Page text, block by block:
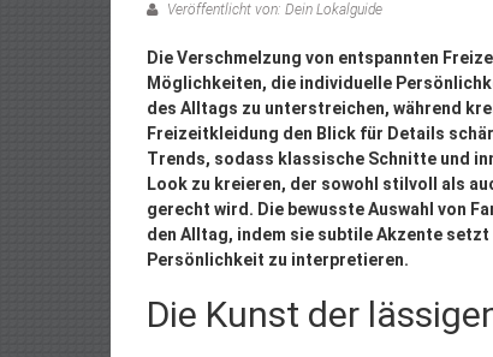
Veröffentlicht von: Dein Lokalguide
Die Verschmelzung von entspannten
Möglichkeiten, die individuelle
des Alltags zu unterstreichen, während
Freizeitkleidung den Blick für Details
Trends, sodass klassische Schnitte und
Look zu kreieren, der sowohl stilvoll als
gerecht wird. Die bewusste Auswahl von
den Alltag, indem sie subtile Akzente
Persönlichkeit zu interpretieren.
Die Kunst der